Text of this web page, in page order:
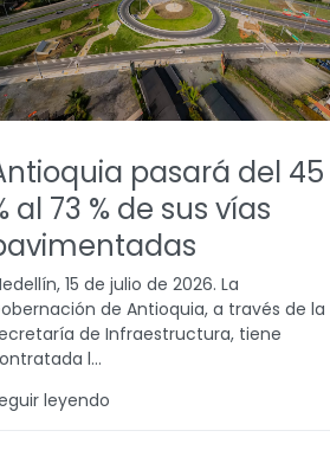
pasará del 45
al 73 % de sus vías
15 de julio de 2026. La
de Antioquia, a través de la
de Infraestructura, tiene
l...
leyendo